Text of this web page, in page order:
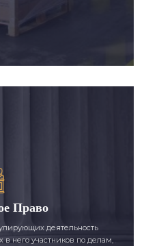
Право
деятельность
него участников по делам,